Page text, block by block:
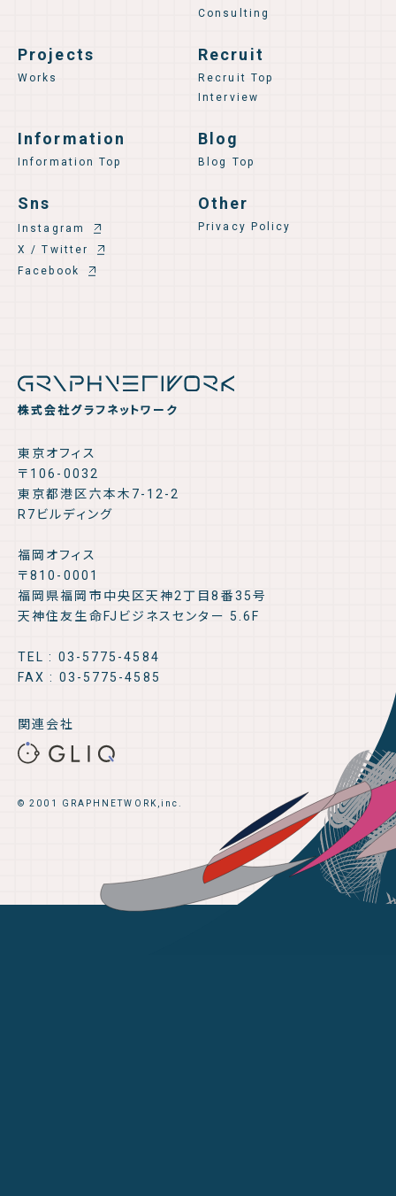
株式会社グラフネットワーク
東京オフィス
〒106-0032
東京都港区六本木7-12-2
R7ビルディング
福岡オフィス
〒810-0001
福岡県福岡市中央区天神2丁目8番35号
天神住友生命FJビジネスセンター 5.6F
TEL : 03-5775-4584
FAX : 03-5775-4585
関連会社
© 2001 GRAPHNETWORK,inc.
Consulting
Projects
Works
Recruit
Recruit Top
Interview
Information
Information Top
Blog
Blog Top
Sns
Instagram
X / Twitter
Facebook
Other
Privacy Policy